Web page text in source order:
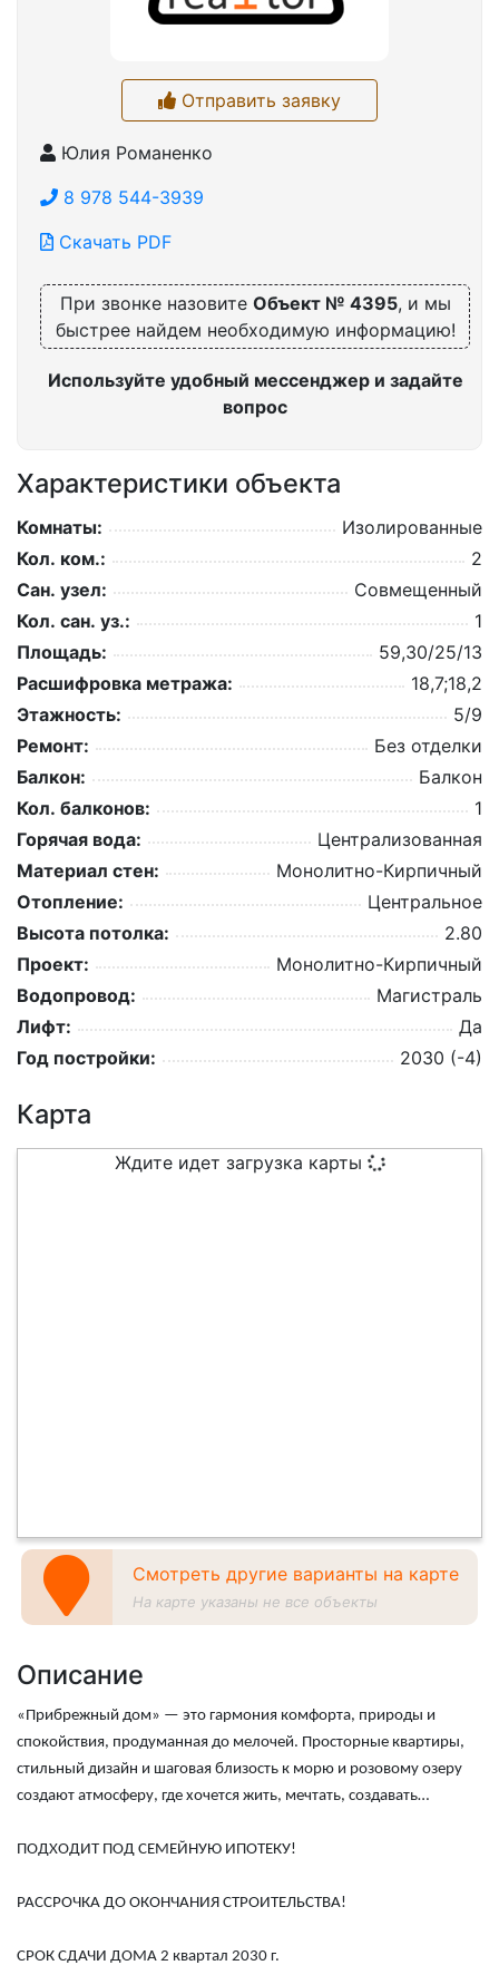
Отправить заявку
Юлия Романенко
8 978 544-3939
Скачать PDF
При звонке назовите Объект № 4395, и мы
быстрее найдем необходимую информацию!
Используйте удобный мессенджер и задайте
вопрос
Характеристики объекта
Комнаты:
Изолированные
Кол. ком.:
2
Сан. узел:
Совмещенный
Кол. сан. уз.:
1
Площадь:
59,30/25/13
Расшифровка метража:
18,7;18,2
Этажность:
5/9
Ремонт:
Без отделки
Балкон:
Балкон
Кол. балконов:
1
Горячая вода:
Централизованная
Материал стен:
Монолитно-Кирпичный
Отопление:
Центральное
Высота потолка:
2.80
Проект:
Монолитно-Кирпичный
Водопровод:
Магистраль
Лифт:
Да
Год постройки:
2030 (-4)
Карта
Ждите идет загрузка карты
Смотреть другие варианты на карте
На карте указаны не все объекты
Описание
«Прибрежный дом» — это гармония комфорта, природы и
спокойствия, продуманная до мелочей. Просторные квартиры,
стильный дизайн и шаговая близость к морю и розовому озеру
создают атмосферу, где хочется жить, мечтать, создавать…
ПОДХОДИТ ПОД СЕМЕЙНУЮ ИПОТЕКУ!
РАССРОЧКА ДО ОКОНЧАНИЯ СТРОИТЕЛЬСТВА!
СРОК СДАЧИ ДОМА 2 квартал 2030 г.